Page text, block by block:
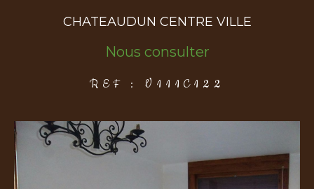
CHATEAUDUN CENTRE VILLE
Nous consulter
REF : V111C122